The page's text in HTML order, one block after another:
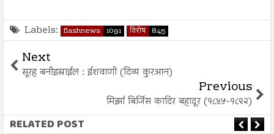
Labels: flashnews 1091 विशेष 845
Next
सूरह बनीइस्राईल : ईशवाणी (दिव्य कुरआन)
Previous
मिर्झा बिर्जिस कादिर बहादूर (१८४५-१८९२)
RELATED POST